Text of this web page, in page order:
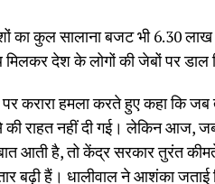
का कुल सालाना बजट भी 6.30
देश के लोगों की जेबों पर डाल
पर करारा हमला करते हुए कहा कि
राहत नहीं दी गई। लेकिन आज, जब
आती है, तो केंद्र सरकार तुरंत
बढ़ी हैं। धालीवाल ने आशंका जताई